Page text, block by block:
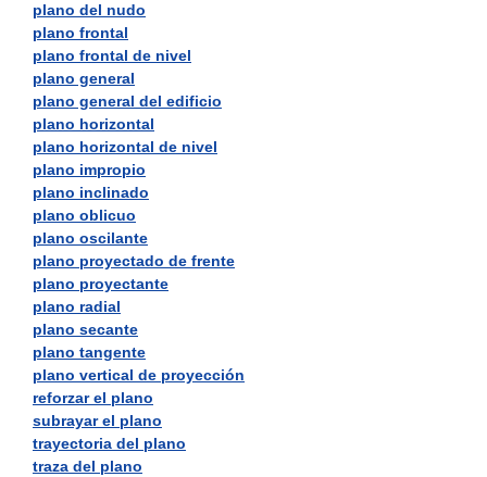
plano del nudo
plano frontal
plano frontal de nivel
plano general
plano general del edificio
plano horizontal
plano horizontal de nivel
plano impropio
plano inclinado
plano oblicuo
plano oscilante
plano proyectado de frente
plano proyectante
plano radial
plano secante
plano tangente
plano vertical de proyección
reforzar el plano
subrayar el plano
trayectoria del plano
traza del plano